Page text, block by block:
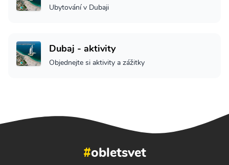
Ubytování v Dubaji
Dubaj - aktivity
Objednejte si aktivity a zážitky
#obletsvet